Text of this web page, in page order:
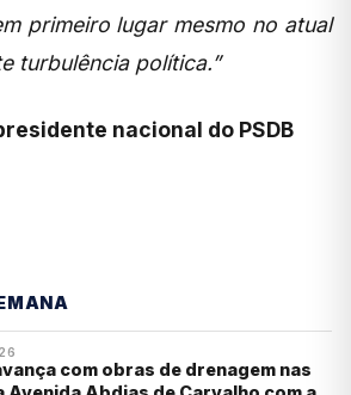
primeiro lugar mesmo no atual
turbulência política.”
nacional do PSDB
com obras de drenagem nas